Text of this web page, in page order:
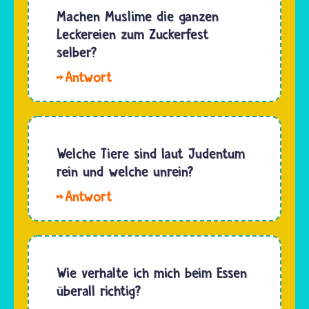
essen
und
trinken
sie nur…
was
Musliminnen
und
essen,
sollte
eigentlich
Im Alltag
lässt es
sich…
Machen Muslime die ganzen
Leckereien zum Zuckerfest
selber?
und
machen
die
tatsächlich
selbst
und zwar
viel
davon,
Welche Tiere sind laut Judentum
rein und welche unrein?
Tiere
den
jüdischen
Speisevorschriften
Wie verhalte ich mich beim Essen
überall richtig?